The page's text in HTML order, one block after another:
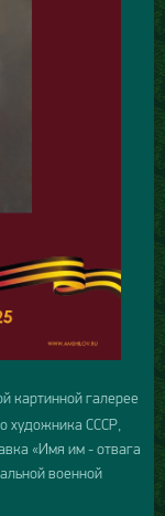
картинной галерее
художника СССР,
«Имя им - отвага
военной